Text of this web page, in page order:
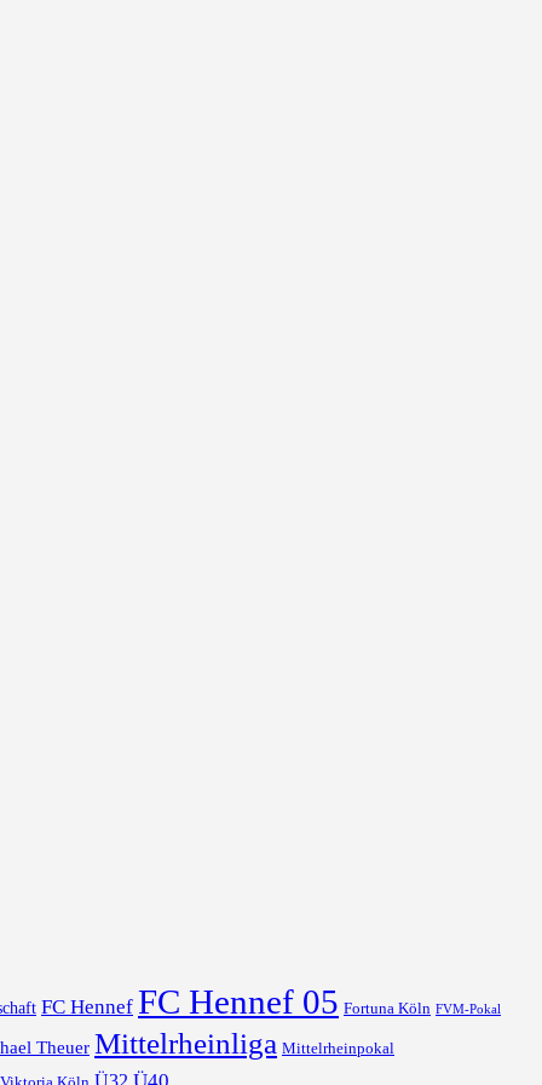
FC Hennef FC Hennef 05 Fortuna Köln FVM-Pokal
Theuer Mittelrheinliga Mittelrheinpokal
Ü32